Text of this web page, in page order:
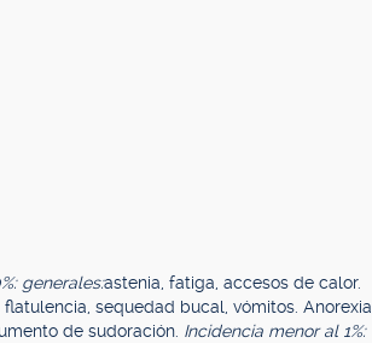
generales:astenia, fatiga, accesos de calor.
sequedad bucal, vómitos. Anorexia,
de sudoración. Incidencia menor al 1%: